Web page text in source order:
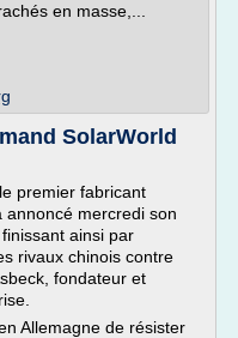
en masse,...
SolarWorld
premier fabricant
mercredi son
ainsi par
rivaux chinois contre
fondateur et
Allemagne de résister